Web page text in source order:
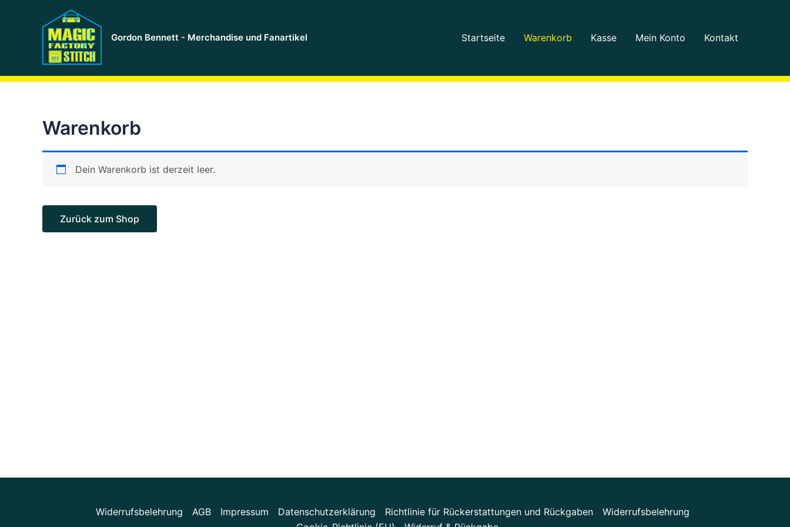
Gordon Bennett - Merchandise und Fanartikel Startseite Warenkorb Kasse Mein Konto Kontakt
Warenkorb
Dein Warenkorb ist derzeit leer.
Zurück zum Shop
Widerrufsbelehrung AGB Impressum Datenschutzerklärung Richtlinie für Rückerstattungen und Rückgaben
Widerrufsbelehrung